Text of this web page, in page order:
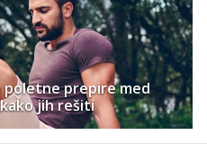
poletne prepire med
jih rešiti